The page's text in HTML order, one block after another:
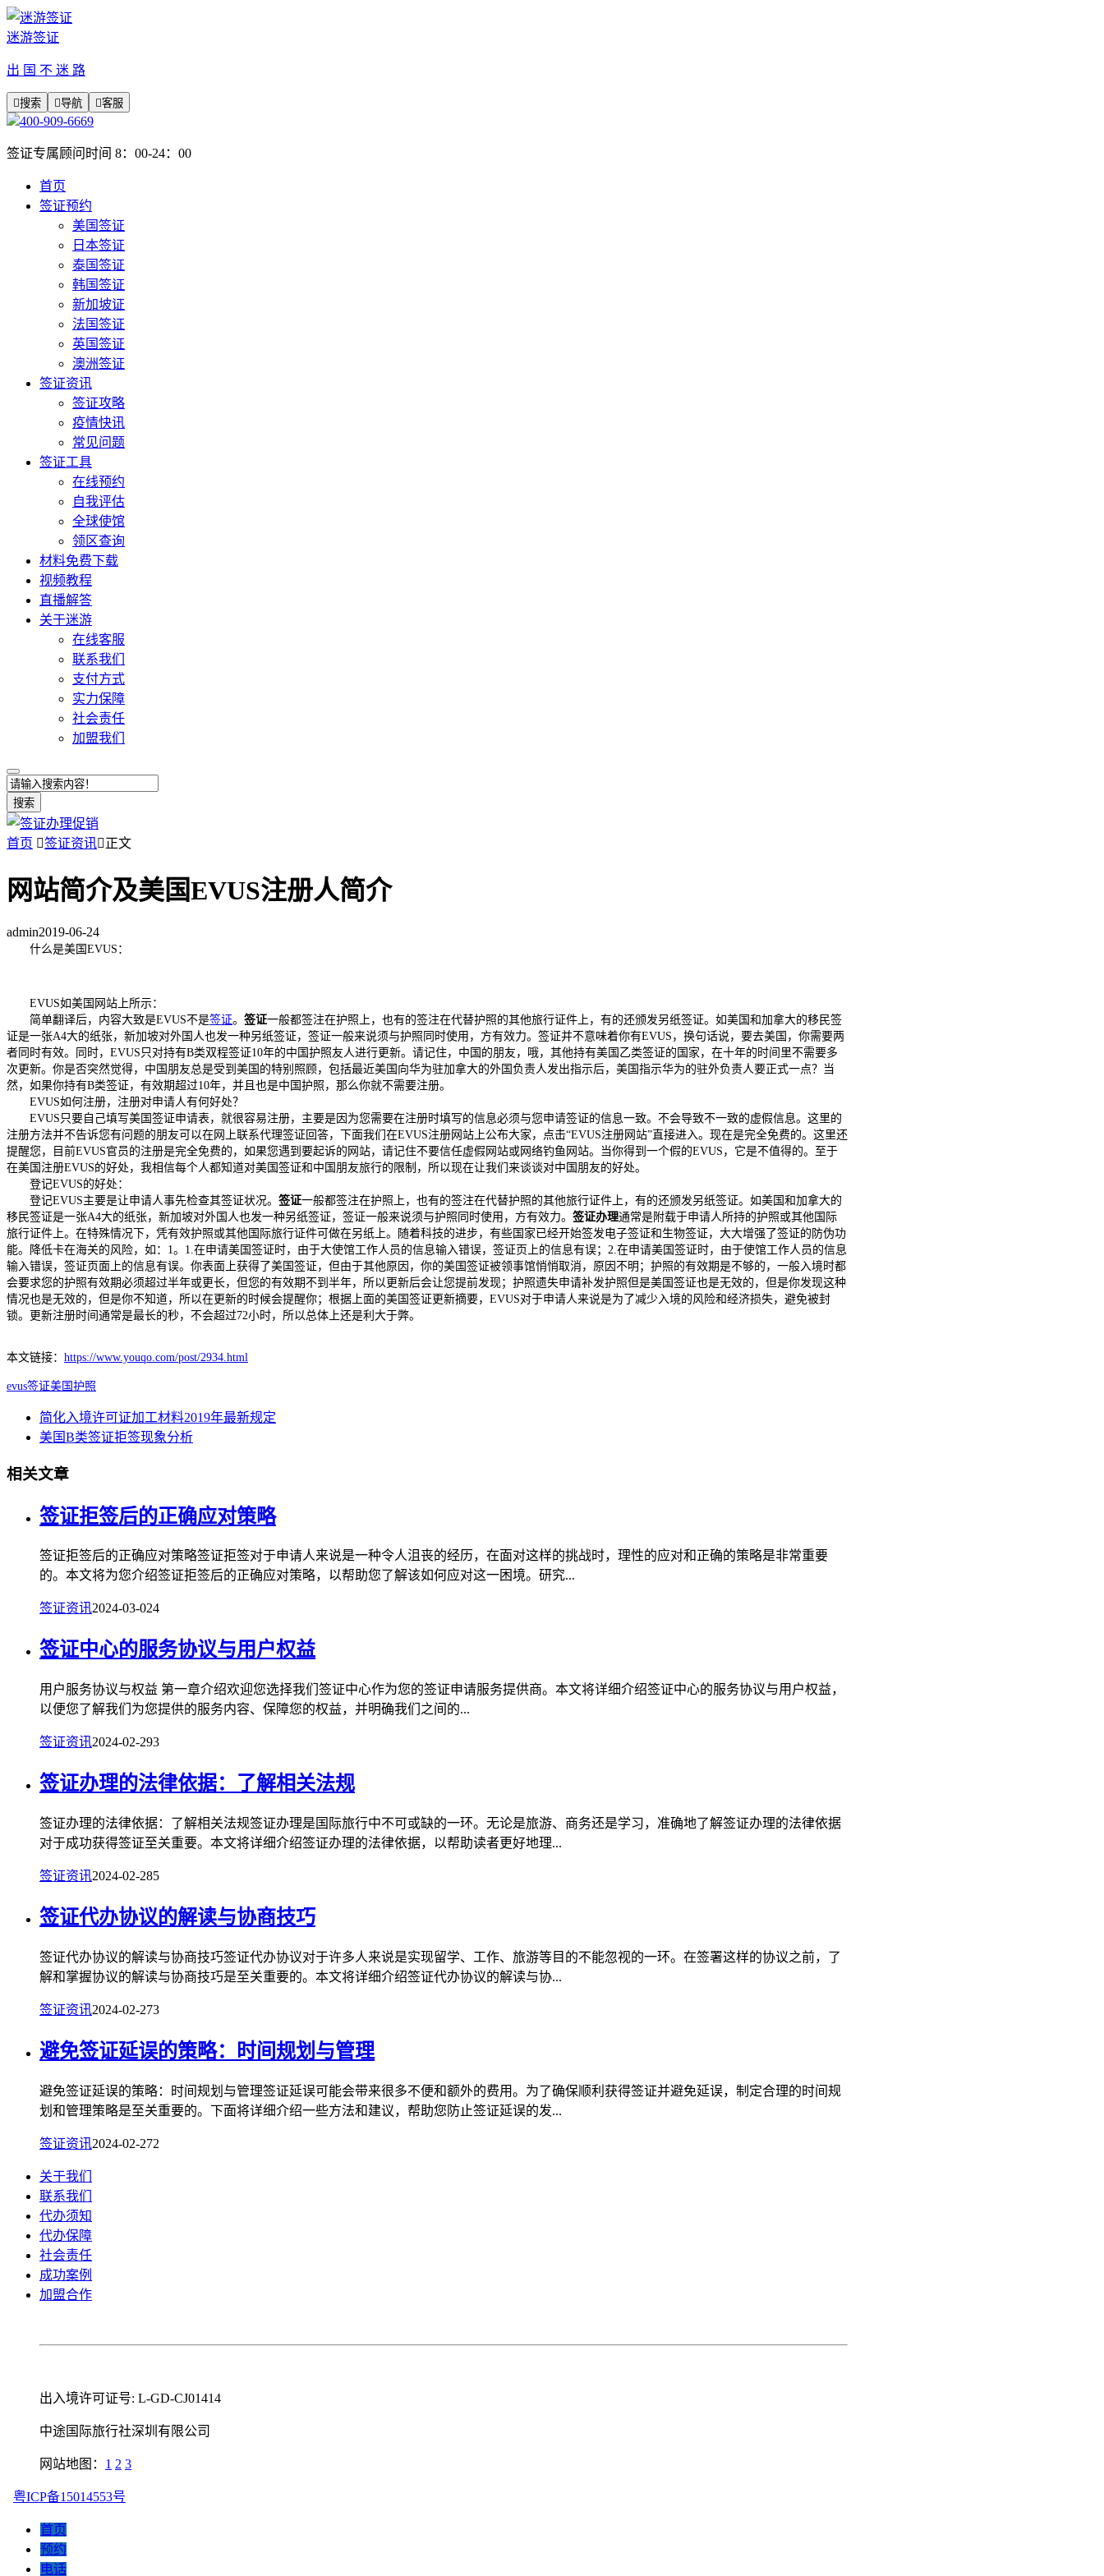
迷游签证
出 国 不 迷 路
搜索 导航 客服
400-909-6669
签证专属顾问时间 8：00-24：00
首页
签证预约
美国签证
日本签证
泰国签证
韩国签证
新加坡证
法国签证
英国签证
澳洲签证
签证资讯
签证攻略
疫情快讯
常见问题
签证工具
在线预约
自我评估
全球使馆
领区查询
材料免费下载
视频教程
直播解答
关于迷游
在线客服
联系我们
支付方式
实力保障
社会责任
加盟我们
搜索
首页 签证资讯正文
网站简介及美国EVUS注册人简介
admin2019-06-24
什么是美国EVUS：
EVUS如美国网站上所示：
简单翻译后，内容大致是EVUS不是签证。 签证一般都签注在护照上，也有的签注在代替护照的其他旅行证件上，有的还颁发另纸签证。如美国和加拿大的移民签
证是一张A4大的纸张，新加坡对外国人也发一种另纸签证，签证一般来说须与护照同时使用，方有效力。签证并不意味着你有EVUS，换句话说，要去美国，你需要两
者同时有效。同时，EVUS只对持有B类双程签证10年的中国护照友人进行更新。请记住，中国的朋友，哦，其他持有美国乙类签证的国家，在十年的时间里不需要多
次更新。你是否突然觉得，中国朋友总是受到美国的特别照顾，包括最近美国向华为驻加拿大的外国负责人发出指示后，美国指示华为的驻外负责人要正式一点？当
然，如果你持有B类签证，有效期超过10年，并且也是中国护照，那么你就不需要注册。
EVUS如何注册，注册对申请人有何好处？
EVUS只要自己填写美国签证申请表，就很容易注册，主要是因为您需要在注册时填写的信息必须与您申请签证的信息一致。不会导致不一致的虚假信息。这里的
注册方法并不告诉您有问题的朋友可以在网上联系代理签证回答，下面我们在EVUS注册网站上公布大家，点击“EVUS注册网站”直接进入。现在是完全免费的。这里还
提醒您，目前EVUS官员的注册是完全免费的，如果您遇到要起诉的网站，请记住不要信任虚假网站或网络钓鱼网站。当你得到一个假的EVUS，它是不值得的。至于
在美国注册EVUS的好处，我相信每个人都知道对美国签证和中国朋友旅行的限制，所以现在让我们来谈谈对中国朋友的好处。
登记EVUS的好处：
登记EVUS主要是让申请人事先检查其签证状况。 签证一般都签注在护照上，也有的签注在代替护照的其他旅行证件上，有的还颁发另纸签证。如美国和加拿大的
移民签证是一张A4大的纸张，新加坡对外国人也发一种另纸签证，签证一般来说须与护照同时使用，方有效力。 签证办理通常是附载于申请人所持的护照或其他国际
旅行证件上。在特殊情况下，凭有效护照或其他国际旅行证件可做在另纸上。随着科技的进步，有些国家已经开始签发电子签证和生物签证，大大增强了签证的防伪功
能。降低卡在海关的风险，如：1。1.在申请美国签证时，由于大使馆工作人员的信息输入错误，签证页上的信息有误；2.在申请美国签证时，由于使馆工作人员的信息
输入错误，签证页面上的信息有误。你表面上获得了美国签证，但由于其他原因，你的美国签证被领事馆悄悄取消，原因不明；护照的有效期是不够的，一般入境时都
会要求您的护照有效期必须超过半年或更长，但您的有效期不到半年，所以更新后会让您提前发现；护照遗失申请补发护照但是美国签证也是无效的，但是你发现这种
情况也是无效的，但是你不知道，所以在更新的时候会提醒你；根据上面的美国签证更新摘要，EVUS对于申请人来说是为了减少入境的风险和经济损失，避免被封
锁。更新注册时间通常是最长的秒，不会超过72小时，所以总体上还是利大于弊。
本文链接： https://www.youqo.com/post/2934.html
evus签证美国护照
简化入境许可证加工材料2019年最新规定
美国B类签证拒签现象分析
相关文章
签证拒签后的正确应对策略
签证拒签后的正确应对策略签证拒签对于申请人来说是一种令人沮丧的经历，在面对这样的挑战时，理性的应对和正确的策略是非常重要
的。本文将为您介绍签证拒签后的正确应对策略，以帮助您了解该如何应对这一困境。研究...
签证资讯2024-03-024
签证中心的服务协议与用户权益
用户服务协议与权益 第一章介绍欢迎您选择我们签证中心作为您的签证申请服务提供商。本文将详细介绍签证中心的服务协议与用户权益，
以便您了解我们为您提供的服务内容、保障您的权益，并明确我们之间的...
签证资讯2024-02-293
签证办理的法律依据：了解相关法规
签证办理的法律依据：了解相关法规签证办理是国际旅行中不可或缺的一环。无论是旅游、商务还是学习，准确地了解签证办理的法律依据
对于成功获得签证至关重要。本文将详细介绍签证办理的法律依据，以帮助读者更好地理...
签证资讯2024-02-285
签证代办协议的解读与协商技巧
签证代办协议的解读与协商技巧签证代办协议对于许多人来说是实现留学、工作、旅游等目的不能忽视的一环。在签署这样的协议之前，了
解和掌握协议的解读与协商技巧是至关重要的。本文将详细介绍签证代办协议的解读与协...
签证资讯2024-02-273
避免签证延误的策略：时间规划与管理
避免签证延误的策略：时间规划与管理签证延误可能会带来很多不便和额外的费用。为了确保顺利获得签证并避免延误，制定合理的时间规
划和管理策略是至关重要的。下面将详细介绍一些方法和建议，帮助您防止签证延误的发...
签证资讯2024-02-272
关于我们
联系我们
代办须知
代办保障
社会责任
成功案例
加盟合作
出入境许可证号: L-GD-CJ01414
中途国际旅行社深圳有限公司
网站地图： 1 2 3
粤ICP备15014553号
首页
预约
电话